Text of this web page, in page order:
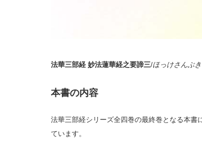
法華三部経 妙法蓮華経之要諦三/ほっけさんぶ
本書の内容
法華三部経シリーズ全四巻の最終巻となる本
ています。